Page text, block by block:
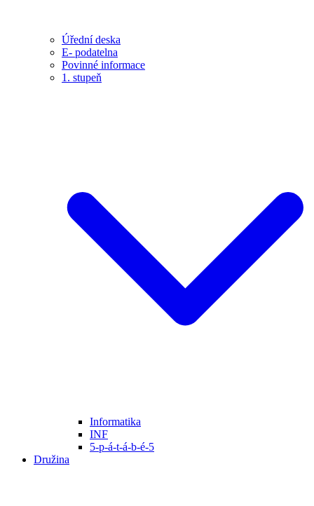
Úřední deska
E- podatelna
Povinné informace
1. stupeň
Informatika
INF
5-p-á-t-á-b-é-5
Družina